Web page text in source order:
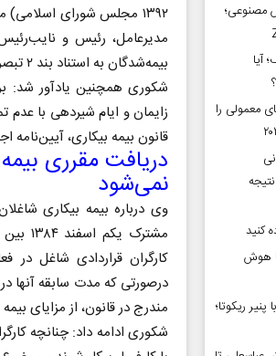
۱۳۹۲ مجلس شورای
مدیرعامل، رئیس و
بیمه‌شدگان به استناد بند ۲ تبصره ماده یک قانون بیمه بیکاری، مشمول این قانون نمی‌شوند.
شکوری همچنین یادآور شد:
زایمان و ایام شیردهی با عدم
قانون بیمه بیکاری، آیین‌نامه
دریافت مقرری
نمی‌شود
وی درباره بیمه بیکاری
کارگران قراردادی شاغل در
درصورتی که مدت سابقه آنها
مندرج در قانون، از مزایای
شکوری ادامه داد: چنانچه
مصنوعی؛
آیا
معمولی را
هوش
ریکوتا؛